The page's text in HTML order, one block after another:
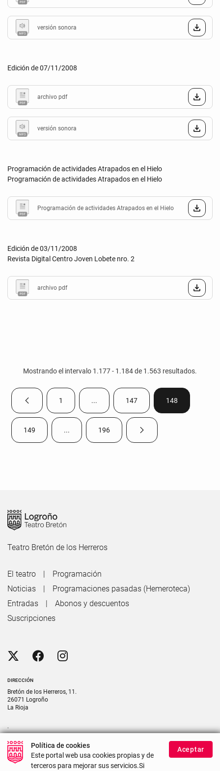
versión sonora
Edición de 07/11/2008
archivo pdf
versión sonora
Programación de actividades Atrapados en el Hielo
Programación de actividades Atrapados en el Hielo
Programación de actividades Atrapados en el Hielo
Edición de 03/11/2008
Revista Digital Centro Joven Lobete nro. 2
archivo pdf
Mostrando el intervalo 1.177 - 1.184 de 1.563 resultados.
Página anteriorPágina
1 ...Páginas intermedias Use TAB para
Página
147 Página
148
Página
149 ...Páginas intermedias Use TAB para desplazarse.
Página
196 Página siguiente
Teatro Bretón de los Herreros
DIRECCIÓN
Bretón de los Herreros, 11.
26071 Logroño
La Rioja
.
CONTACTO
Contacte con nosotros si necesita más información
El teatro
Programación
Noticias
Programaciones pasadas (Hemeroteca)
Entradas
Abonos y descuentos
Suscripciones
Política de cookies
Este portal web usa cookies propias y de
terceros para mejorar sus servicios.Si
Aceptar